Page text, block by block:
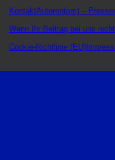
KontaktAutoren(pm) –
Wenn Ihr Beitrag bei uns
Cookie-Richtlinie (EU)